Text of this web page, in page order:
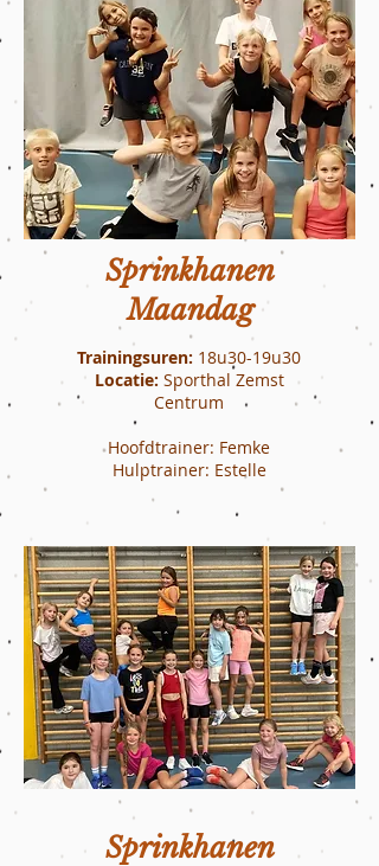
Sprinkhanen
Maandag
Trainingsuren: 18u30-19u30
Locatie: Sporthal Zemst
Centrum
Hoofdtrainer: Femke
Hulptrainer: Estelle
Sprinkhanen